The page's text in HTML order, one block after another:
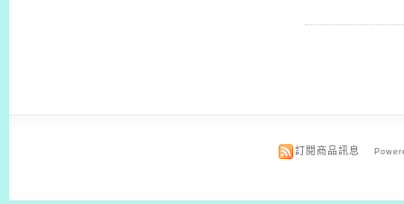
訂閱商品訊息